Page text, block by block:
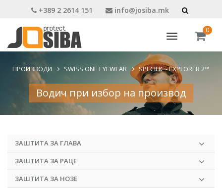
+389 2 2614 151 info@josiba.mk
Toggle
navigation
0
ПРОИЗВОДИ SWISS ONE EYEWEAR SPECIFIC - EXPLORER 2™
Водич при избор на производ
ЗАШТИТА ЗА ГЛАВА
ЗАШТИТА ЗА РАЦЕ
ЗАШТИТА ЗА НОЗЕ